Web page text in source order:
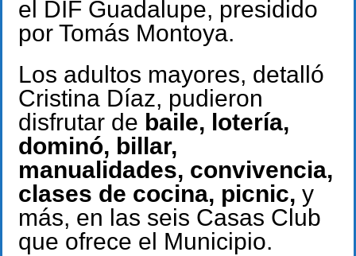
el DIF Guadalupe, presidido
por Tomás Montoya.
Los adultos mayores, detalló
Cristina Díaz, pudieron
disfrutar de baile, lotería,
dominó, billar,
manualidades, convivencia,
clases de cocina, picnic, y
más, en las seis Casas Club
que ofrece el Municipio.